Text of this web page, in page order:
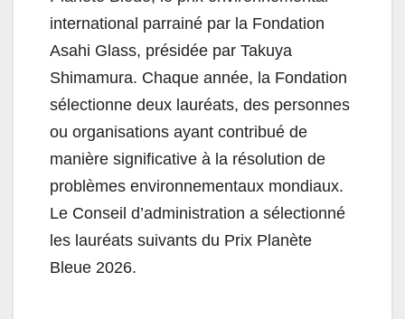
international parrainé par la Fondation
Asahi Glass, présidée par Takuya
Shimamura. Chaque année, la Fondation
sélectionne deux lauréats, des personnes
ou organisations ayant contribué de
manière significative à la résolution de
problèmes environnementaux mondiaux.
Le Conseil d’administration a sélectionné
les lauréats suivants du Prix Planète
Bleue 2026.